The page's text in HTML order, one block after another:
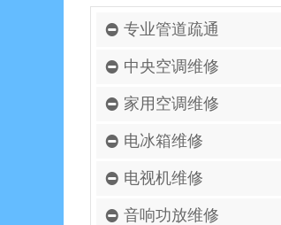
专业管道疏通
中央空调维修
家用空调维修
电冰箱维修
电视机维修
音响功放维修